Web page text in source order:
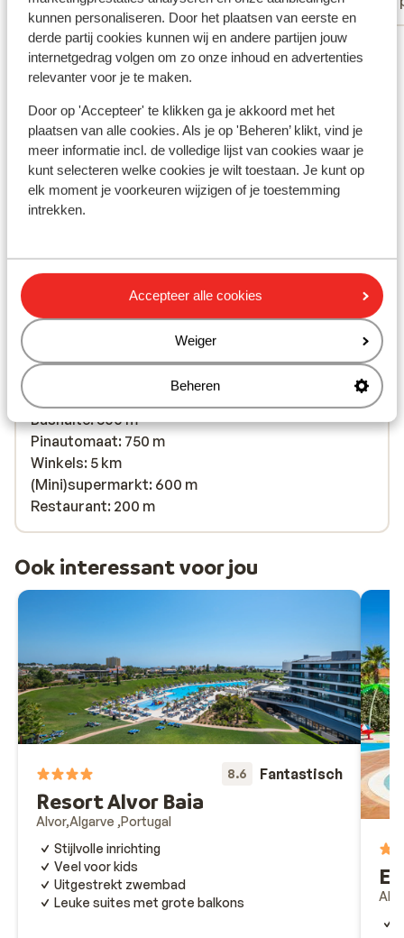
kunnen personaliseren. Door het plaatsen van eerste en
derde partij cookies kunnen wij en andere partijen jouw
internetgedrag volgen om zo onze inhoud en advertenties
relevanter voor je te maken.
Door op 'Accepteer' te klikken ga je akkoord met het
plaatsen van alle cookies. Als je op 'Beheren’ klikt, vind je
meer informatie incl. de volledige lijst van cookies waar je
kunt selecteren welke cookies je wilt toestaan. Je kunt op
elk moment je voorkeuren wijzigen of je toestemming
intrekken.
Accepteer alle cookies
Weiger
Beheren
Bekijk alle 54 ervaringen
Ligging
Bekijk op kaart
Strand: 1200 m
Oude centrum: 10 km
Luchthaven Faro: 29 km
Bushalte: 500 m
Pinautomaat: 750 m
Winkels: 5 km
(Mini)supermarkt: 600 m
Restaurant: 200 m
Ook interessant voor jou
8.6 Fantastisch
Resort Alvor Baia
Alvor Algarve Portugal
Stijlvolle inrichting
Veel voor kids
Uitgestrekt zwembad
Leuke suites met grote balkons